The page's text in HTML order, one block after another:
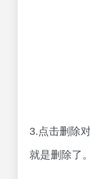
3.点击删除
就是删除了